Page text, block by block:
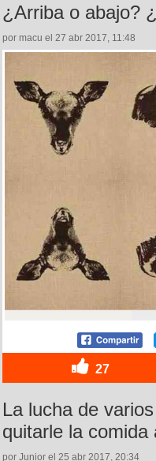
¿Arriba o abajo?
por macu el 27 abr 2017, 11:48
27
La lucha de
quitarle la comida
por Junior el 25 abr 2017, 20:34